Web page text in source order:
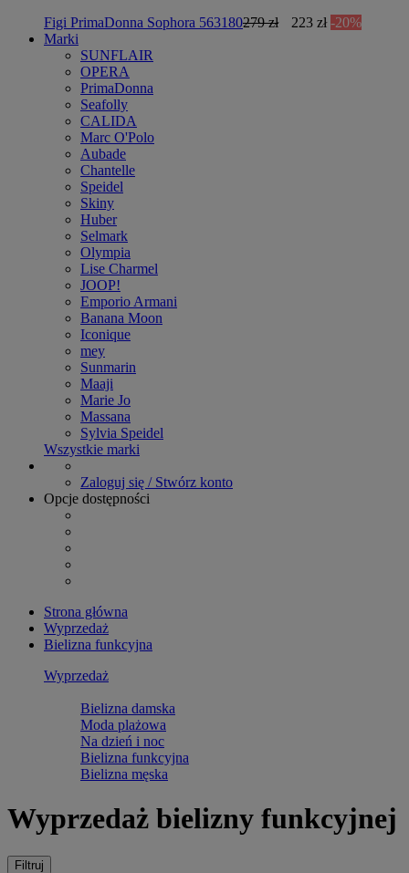
Figi PrimaDonna Sophora 563180279 zł 223 zł -20%
Marki
SUNFLAIR
OPERA
PrimaDonna
Seafolly
CALIDA
Marc O'Polo
Aubade
Chantelle
Speidel
Skiny
Huber
Selmark
Olympia
Lise Charmel
JOOP!
Emporio Armani
Banana Moon
Iconique
mey
Sunmarin
Maaji
Marie Jo
Massana
Sylvia Speidel
Wszystkie marki
Zaloguj się / Stwórz konto
Opcje dostępności
Strona główna
Wyprzedaż
Bielizna funkcyjna
Wyprzedaż
Bielizna damska
Moda plażowa
Na dzień i noc
Bielizna funkcyjna
Bielizna męska
Wyprzedaż bielizny funkcyjnej
Filtruj